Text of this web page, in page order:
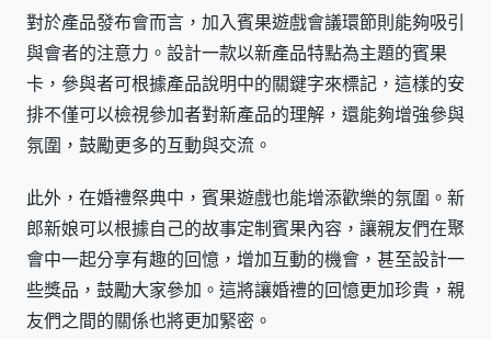
對於產品發布會而言，加入賓果遊戲會議環節則能夠吸引
與會者的注意力。設計一款以新產品特點為主題的賓果
卡，參與者可根據產品說明中的關鍵字來標記，這樣的安
排不僅可以檢視參加者對新產品的理解，還能夠增強參與
氛圍，鼓勵更多的互動與交流。
此外，在婚禮祭典中，賓果遊戲也能增添歡樂的氛圍。新
郎新娘可以根據自己的故事定制賓果內容，讓親友們在聚
會中一起分享有趣的回憶，增加互動的機會，甚至設計一
些獎品，鼓勵大家參加。這將讓婚禮的回憶更加珍貴，親
友們之間的關係也將更加緊密。